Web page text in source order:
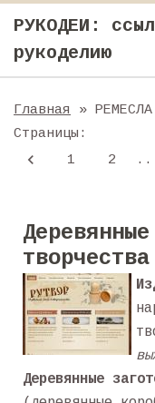
РУКОДЕИ:
рукоделию
Главная
» РЕМЕСЛА
Страницы :
1
2
творчества
Деревянные